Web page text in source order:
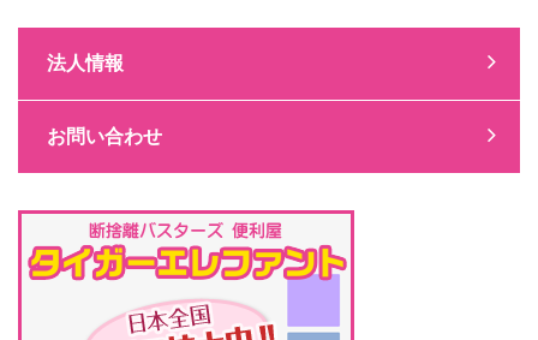
法人情報
お問い合わせ